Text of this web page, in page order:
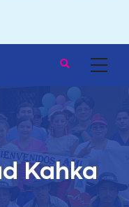
Kahka